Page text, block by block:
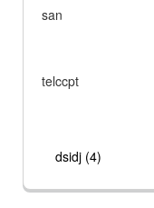
san
telccpt
dsidj (4)